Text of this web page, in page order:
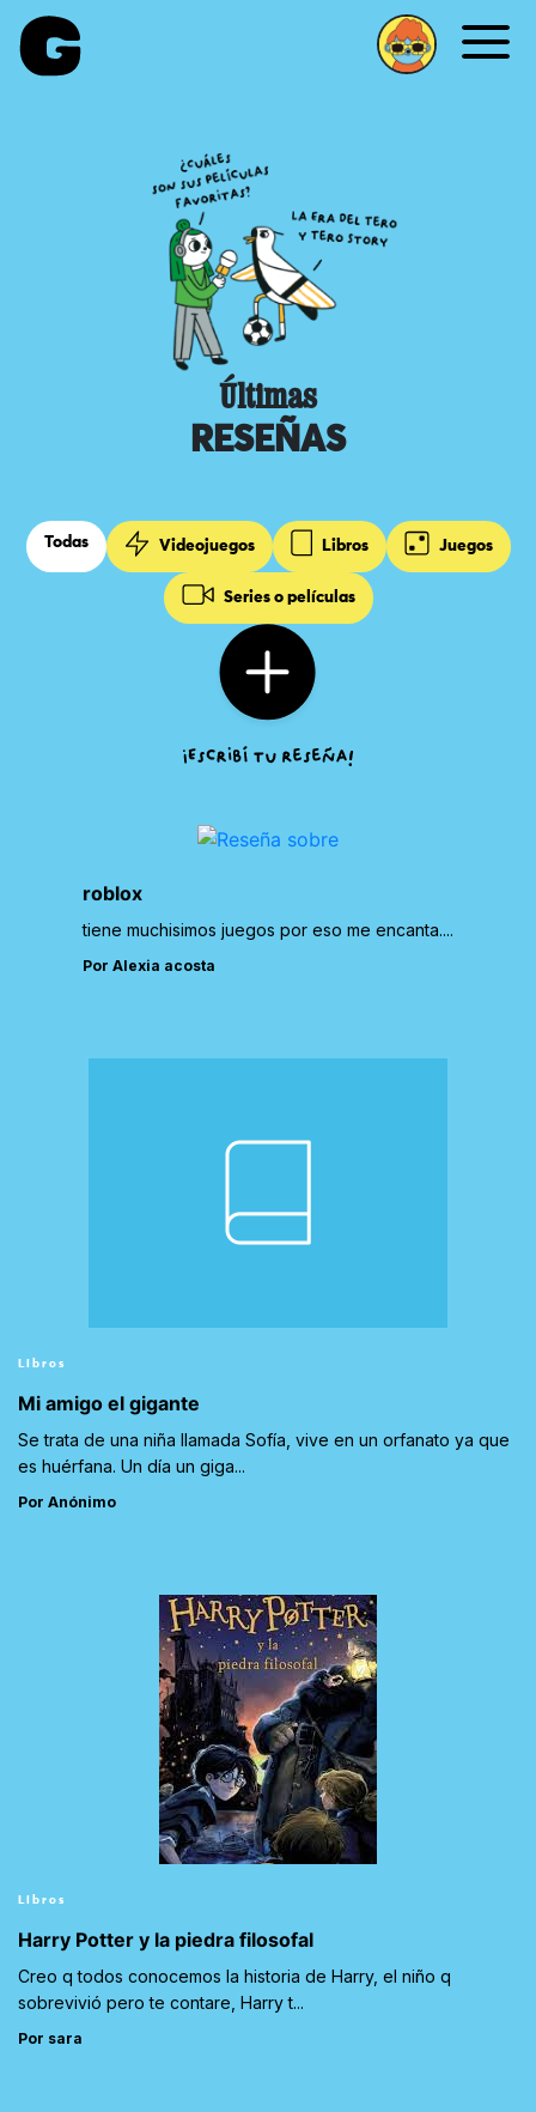
Últimas
RESEÑAS
Todas Videojuegos Libros Juegos
Series o películas
roblox
tiene muchisimos juegos por eso me encanta....
Por Alexia acosta
Libros
Mi amigo el gigante
Se trata de una niña llamada Sofía, vive en un orfanato ya que
es huérfana. Un día un giga...
Por Anónimo
Libros
Harry Potter y la piedra filosofal
Creo q todos conocemos la historia de Harry, el niño q
sobrevivió pero te contare, Harry t...
Por sara